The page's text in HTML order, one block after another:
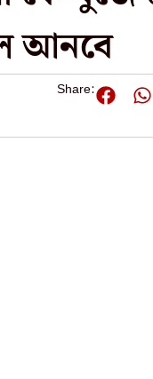
আনবে
Share: